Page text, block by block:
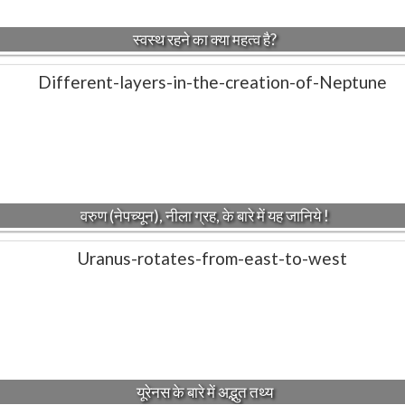
स्वस्थ रहने का क्या महत्व है?
वरुण (नेपच्यून), नीला ग्रह, के बारे में यह जानिये !
यूरेनस के बारे में अद्भुत तथ्य